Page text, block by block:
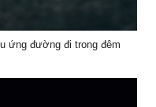
ứng đường đi trong đêm